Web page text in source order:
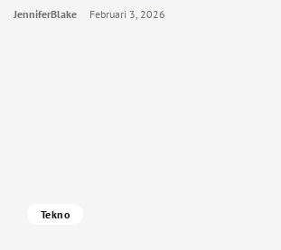
JenniferBlake Februari 3, 2026
Tekno